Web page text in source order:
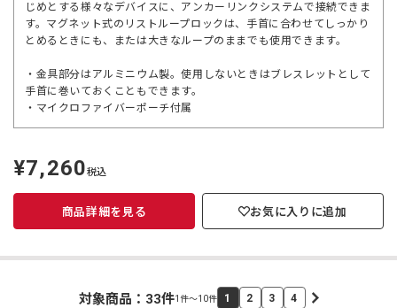
じめとする様々なデバイスに、アンカーリンクシステムで接続できま
す。マグネット式のリストループロックは、手首に合わせてしっかり
とめるときにも、または大きなループのままでも使用できます。
・金具部分はアルミニウム製。使用しないときはブレスレットとして
手首に巻いておくこともできます。
・マイクロファイバーポーチ付属
定
価
¥7,260税込
商品詳細を見る お気に入りに追加
対象商品： 33件1件～10件 1 2 3 4